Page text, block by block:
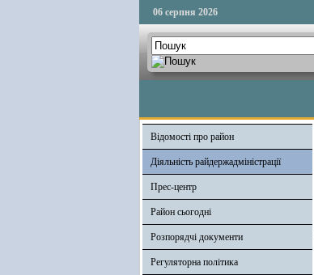
06 серпня 2026
Відомості про район
Діяльність райдержадміністрації
Прес-центр
Район сьогодні
Розпорядчі документи
Регуляторна політика